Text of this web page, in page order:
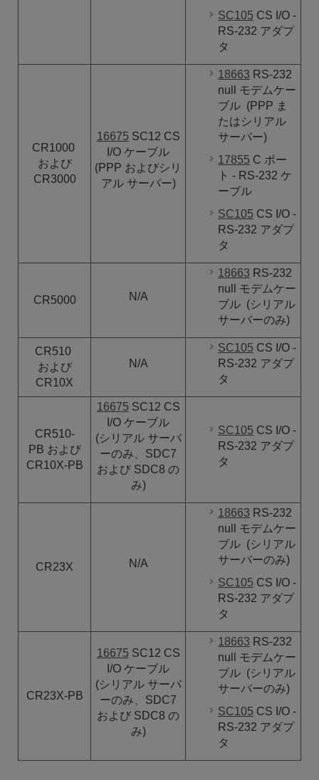
SC105 CS I/O -
RS-232 アダプ
タ
CR1000
および
CR3000
16675 SC12 CS
I/O ケーブル
(PPP およびシリ
アル サーバー)
18663 RS-232
null モデムケー
ブル (PPP ま
たはシリアル
サーバー)
17855 C ポー
ト - RS-232 ケ
ーブル
SC105 CS I/O -
RS-232 アダプ
タ
CR5000 N/A
18663 RS-232
null モデムケー
ブル (シリアル
サーバーのみ)
CR510
および
CR10X
N/A
SC105 CS I/O -
RS-232 アダプ
タ
CR510-
PB および
CR10X-PB
16675 SC12 CS
I/O ケーブル
(シリアル サーバ
ーのみ、SDC7
および SDC8 の
み)
SC105 CS I/O -
RS-232 アダプ
タ
CR23X N/A
18663 RS-232
null モデムケー
ブル (シリアル
サーバーのみ)
SC105 CS I/O -
RS-232 アダプ
タ
CR23X-PB
16675 SC12 CS
I/O ケーブル
(シリアル サーバ
ーのみ、SDC7
および SDC8 の
み)
18663 RS-232
null モデムケー
ブル (シリアル
サーバーのみ)
SC105 CS I/O -
RS-232 アダプ
タ